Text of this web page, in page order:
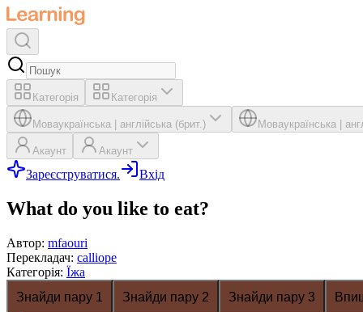
Категорія Категорія
Моваукраїнська англійська (брит.) Моваукраїнська
Акаунт Акаунт
Зареєструватися. Вхід
What do you like to eat?
Автор: mfaouri
Перекладач: calliope
Категорія: Їжа
Знайди пару 1
Знайди пару 2 Знайди пару 3